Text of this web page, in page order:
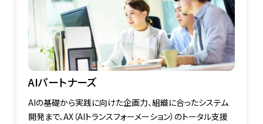
AIパートナーズ
AIの基礎から実践に向けた企画力、組織に合ったシステム
開発まで、AX（AIトランスフォーメーション）のトータル支援